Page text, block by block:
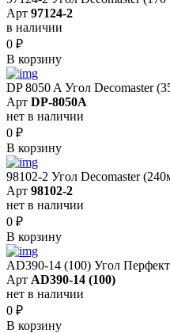
Арт 97124-2
в наличии
0 ₽
В корзину
DP 8050 A Угол Decomaster
Арт DP-8050A
нет в наличии
0 ₽
В корзину
98102-2 Угол Decomaster
Арт 98102-2
нет в наличии
0 ₽
В корзину
AD390-14 (100) Угол Перфект
Арт AD390-14 (100)
нет в наличии
0 ₽
В корзину